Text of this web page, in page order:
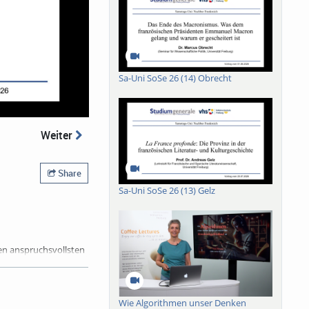
Weiter
Share
anspruchsvollsten
Rilke „die
So
der
Sa-Uni SoSe 26 (14) Obrecht
Sa-Uni SoSe 26 (13) Gelz
Wie Algorithmen unser Denken